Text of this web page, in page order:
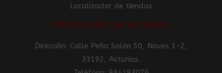
Localizador de tiendas
Información de la tienda
Dirección: Calle Peña Salón 50, Naves 1-2,
33192, Asturias.